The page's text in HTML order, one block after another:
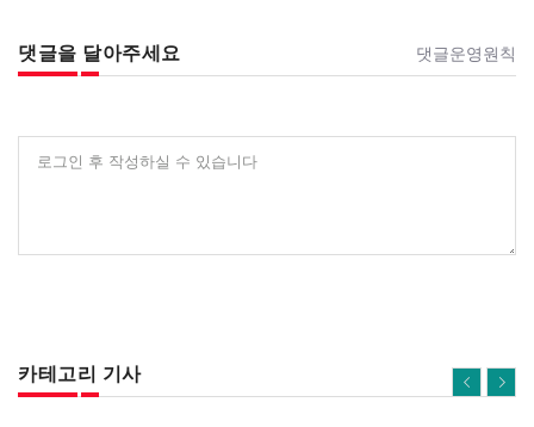
댓글을 달아주세요 댓글운영원칙
로그인 후 작성하실 수 있습니다
카테고리 기사